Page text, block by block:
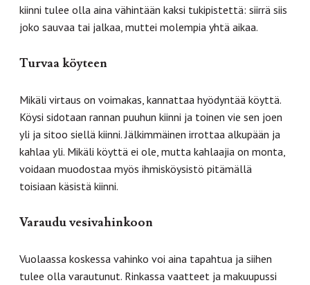
kiinni tulee olla aina vähintään kaksi tukipistettä: siirrä siis
joko sauvaa tai jalkaa, muttei molempia yhtä aikaa.
Turvaa köyteen
Mikäli virtaus on voimakas, kannattaa hyödyntää köyttä.
Köysi sidotaan rannan puuhun kiinni ja toinen vie sen joen
yli ja sitoo siellä kiinni. Jälkimmäinen irrottaa alkupään ja
kahlaa yli. Mikäli köyttä ei ole, mutta kahlaajia on monta,
voidaan muodostaa myös ihmisköysistö pitämällä
toisiaan käsistä kiinni.
Varaudu vesivahinkoon
Vuolaassa koskessa vahinko voi aina tapahtua ja siihen
tulee olla varautunut. Rinkassa vaatteet ja makuupussi